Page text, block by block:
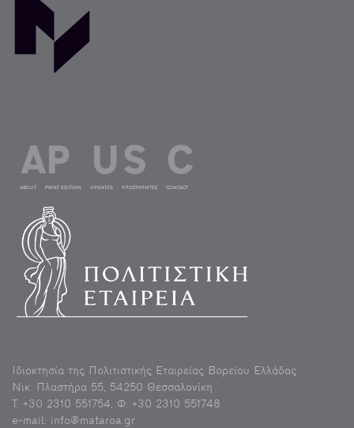
ABOUT PRINT EDITION UPDATES ΥΠΟΣΤΗΡΙΚΤΕΣ CONTACT
Ιδιοκτησία της Πολιτιστικής Εταιρείας Βορείου Ελλάδας
Νικ. Πλαστήρα 55, 54250 Θεσσαλονίκη
Τ: +30 2310 551754, Φ: +30 2310 551748
e-mail: info@mataroa.gr